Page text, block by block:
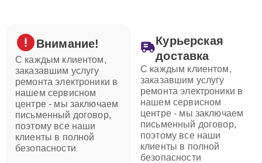
Внимание!
С каждым клиентом,
заказавшим услугу
ремонта электроники в
нашем сервисном
центре - мы заключаем
письменный договор,
поэтому все наши
клиенты в полной
безопасности
Курьерская
доставка
С каждым клиентом,
заказавшим услугу
ремонта электроники в
нашем сервисном
центре - мы заключаем
письменный договор,
поэтому все наши
клиенты в полной
безопасности